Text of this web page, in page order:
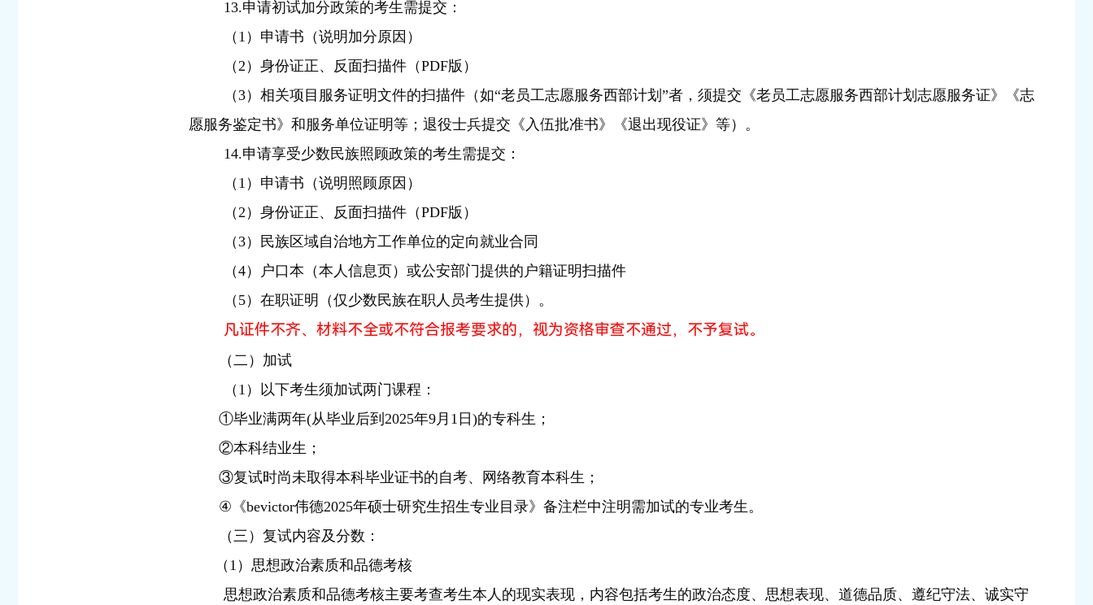
13.申请初试加分政策的考生需提交：
（1）申请书（说明加分原因）
（2）身份证正、反面扫描件（PDF版）
（3）相关项目服务证明文件的扫描件（如“老员工志愿服务西部计划”者，须提交《老员工志愿服务西部计划志愿服务证》《志
愿服务鉴定书》和服务单位证明等；退役士兵提交《入伍批准书》《退出现役证》等）。
14.申请享受少数民族照顾政策的考生需提交：
（1）申请书（说明照顾原因）
（2）身份证正、反面扫描件（PDF版）
（3）民族区域自治地方工作单位的定向就业合同
（4）户口本（本人信息页）或公安部门提供的户籍证明扫描件
（5）在职证明（仅少数民族在职人员考生提供）。
凡证件不齐、材料不全或不符合报考要求的，视为资格审查不通过，不予复试。
（二）加试
（1）以下考生须加试两门课程：
①毕业满两年(从毕业后到2025年9月1日)的专科生；
②本科结业生；
③复试时尚未取得本科毕业证书的自考、网络教育本科生；
④《bevictor伟德2025年硕士研究生招生专业目录》备注栏中注明需加试的专业考生。
（三）复试内容及分数：
（1）思想政治素质和品德考核
思想政治素质和品德考核主要考查考生本人的现实表现，内容包括考生的政治态度、思想表现、道德品质、遵纪守法、诚实守